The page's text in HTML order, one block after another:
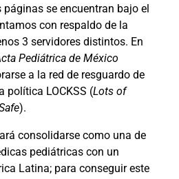
se encuentran bajo el
con respaldo de la
3 servidores distintos. En
Pediátrica de México
a la red de resguardo de
política LOCKSS (Lots of
).
consolidarse como una de
pediátricas con un
Latina; para conseguir este